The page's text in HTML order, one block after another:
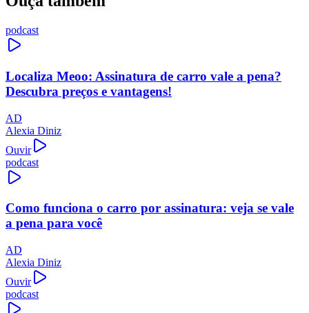
podcast
Localiza Meoo: Assinatura de carro vale a pena?
Descubra preços e vantagens!
AD
Alexia Diniz
Ouvir
podcast
Como funciona o carro por assinatura: veja se vale
a pena para você
AD
Alexia Diniz
Ouvir
podcast